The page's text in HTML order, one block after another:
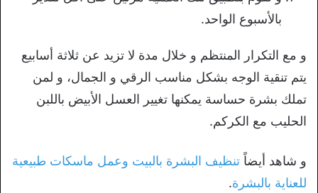
بالأسبوع الواحد.
و مع التكرار المنتظم و خلال مدة لا تزيد عن ثلاثة أسابيع
يتم تنقية الوجه بشكل مناسب الرقي و الجمال، و لمن
تملك بشرة حساسة يمكنها تغيير العسل الأبيض باللبن
الحليب مع الكركم.
و شاهد أيضاً تنظيف البشرة بالبيت وعمل ماسكات طبيعية
للعناية بالبشرة.